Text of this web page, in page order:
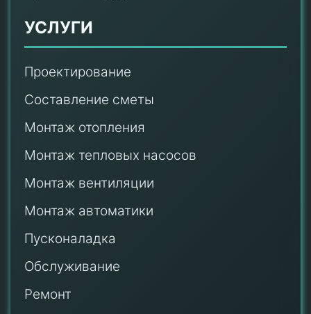
УСЛУГИ
Проектирование
Составление сметы
Монтаж отопления
Монтаж тепловых насосов
Монтаж вентиляции
Монтаж автоматики
Пусконаладка
Обслуживание
Ремонт